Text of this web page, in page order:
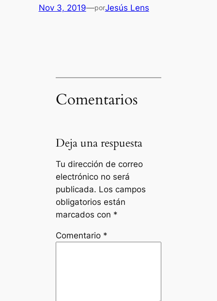
Nov 3, 2019—porJesús Lens
Comentarios
Deja una respuesta
Tu dirección de correo
electrónico no será
publicada. Los campos
obligatorios están
marcados con *
Comentario *